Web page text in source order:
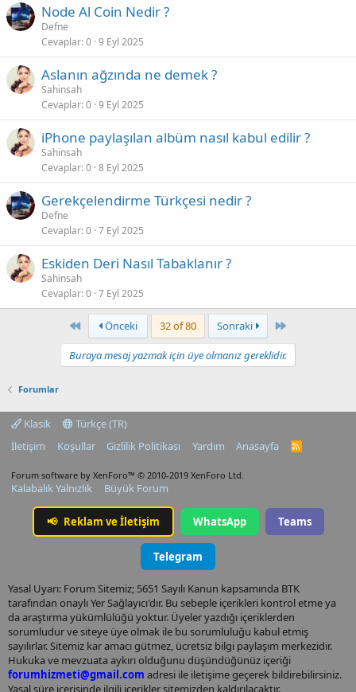
Node Al Coin Nedir ?
Defne
Cevaplar 0 9 Eyl 2025
Aslanın ağzında ne demek ?
Sahinsah
Cevaplar 0 9 Eyl 2025
iPhone paylaşılan albüm nasıl kabul edilir ?
Sahinsah
Cevaplar 0 8 Eyl 2025
Gerekçelendirme Türkçesi nedir ?
Defne
Cevaplar 0 7 Eyl 2025
Eskiden Deri Nasıl Tabaklanır ?
Sahinsah
Cevaplar 0 7 Eyl 2025
First Önceki 32 of 80 Sonraki Last
Buraya mesaj yazmak için üye olmanız gereklidir.
Forumlar
Klasik
Türkçe (TR)
İletişim
Koşullar Gizlilik Politikası Yardım Anasayfa
R
Forum software by XenForo™ © 2010-2019 XenForo Ltd.
Kalabalık Yalnızlık Büyük Forum
📢 Reklam ve İletişim WhatsApp Teams
Telegram
Yasal Uyarı: Forum Sitemiz; 5651 Sayılı Kanun kapsamında BTK
tarafından onaylı Yer Sağlayıcı'dır. Bu sebeple içerikleri kontrol etme ya
da araştırma yükümlülüğü yoktur. Üyeler yazdığı içeriklerden
sorumludur ve siteye üye olmak ile bu sorumluluğu kabul etmiş
sayılırlar. Sitemiz kar amacı gütmez, ücretsiz bilgi paylaşım merkezidir.
Hukuka ve mevzuata aykırı olduğunu düşündüğünüz içeriği
forumhizmeti@gmail.com adresi ile iletişime geçerek bildirebilirsiniz.
Yasal süre içerisinde ilgili içerikler sitemizden kaldırılacaktır.